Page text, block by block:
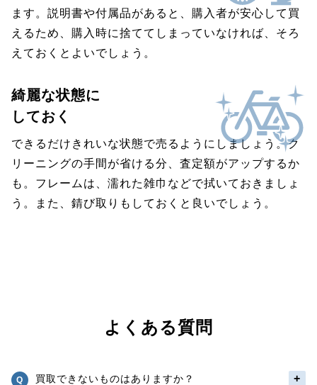
ます。説明書や付属品があると、購入者が安心して買
えるため、購入時に捨ててしまっていなければ、そろ
えておくとよいでしょう。
綺麗な状態に
しておく
できるだけきれいな状態で売るようにしましょう。ク
リーニングの手間が省ける分、査定額がアップするか
も。フレームは、濡れた雑巾などで拭いておきましょ
う。また、錆び取りもしておくと良いでしょう。
よくある質問
買取できないものはありますか？